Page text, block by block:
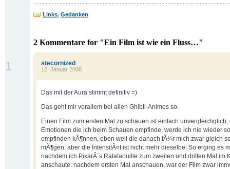
Links, Gedanken
2 Kommentare for "Ein Film ist wie ein Fluss…"
stecornized
12. Januar 2008
1
Das mit der Aura stimmt definitiv =)
Das geht mir vorallem bei allen Ghibli-Animes so.
Einen Film zum ersten Mal zu schauen ist einfach
Emotionen die ich beim Schauen empfinde, werde ich nie wieder so
empfinden kÃ¶nnen, eben weil die danach fÃ¼r mich zwar gleich
mÃ¶gen, aber die IntensitÃ¤t ist nicht mehr dieselbe: So erging es
nachdem ich PixarÂ´s Ratataouille zum zweiten und dritten Mal im
anschaute: nachdem ersten Mal anschauen, war der Film zwar